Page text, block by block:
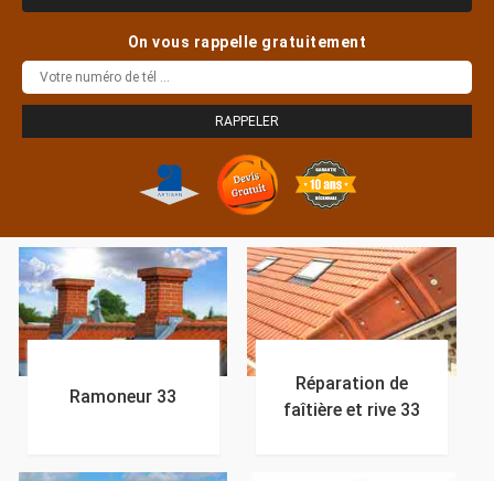
On vous rappelle gratuitement
Ramoneur 33
Réparation de
faîtière et rive 33